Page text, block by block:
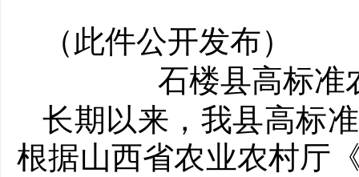
（此件公开发布）
石楼县高标准
长期以来，我县高标
根据山西省农业农村厅